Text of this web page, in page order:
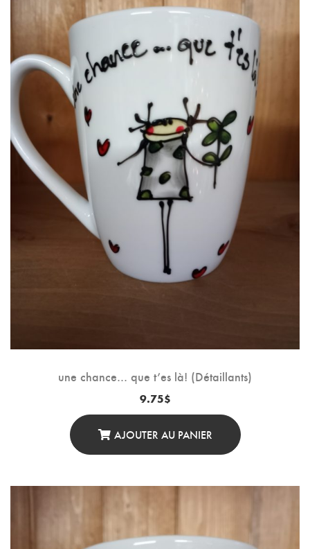
une chance… que t’es là! (Détaillants)
9.75$
AJOUTER AU PANIER